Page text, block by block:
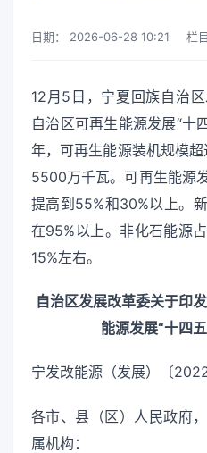
日期： 2026-06-28 10:21 栏
12月5日，宁夏回族自治
自治区可再生能源发展“十
年，可再生能源装机规模
5500万千瓦。可再生能源
提高到55%和30%以上。
在95%以上。非化石能源
15%左右。
自治区发展改革委关于印
能源发展“十四
宁发改能源（发展）〔
各市、县（区）人民政府
属机构：